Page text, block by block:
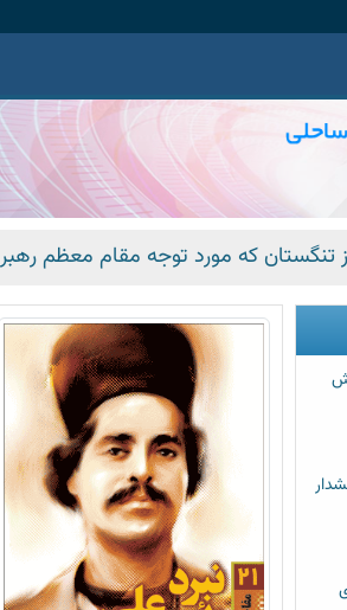
تنگستان که مورد توجه مقام معظم